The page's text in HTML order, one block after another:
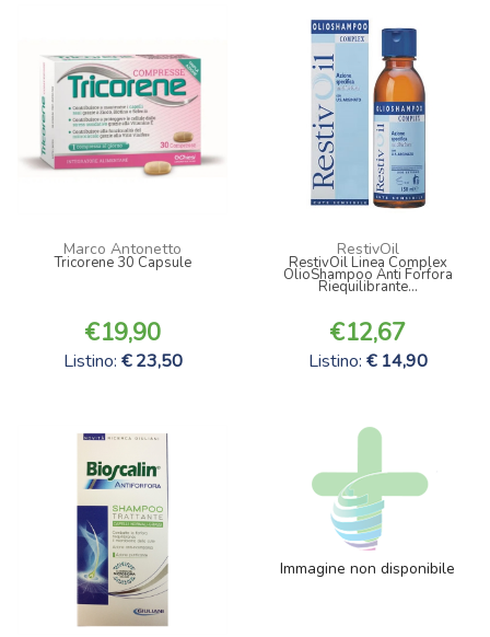
Marco Antonetto
Tricorene 30 Capsule
19,90
Listino: 23,50
RestivOil
RestivOil Linea Complex
OlioShampoo Anti Forfora
Riequilibrante...
12,67
Listino: 14,90
Immagine non disponibile